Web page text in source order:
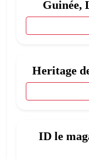
Guinée,
Heritage
ID le